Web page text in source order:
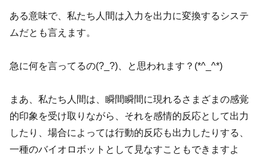
ある意味で、私たち人間は入力を出力に変換するシステ
ムだとも言えます。
急に何を言ってるの(?_?)、と思われます？(*^_^*)
まあ、私たち人間は、瞬間瞬間に現れるさまざまの感覚
的印象を受け取りながら、それを感情的反応として出力
したり、場合によっては行動的反応も出力したりする、
一種のバイオロボットとして見なすこともできますよ